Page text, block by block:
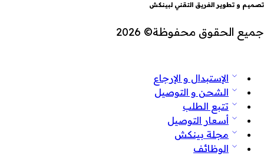
تصميم و تطوير الفريق التقني لبينكش
جميع الحقوق محفوظة© 2026
الإستبدال و الإرجاع
الشحن و التوصيل
تتبع الطلب
أسعار التوصيل
مجلة بينكش
الوظائف